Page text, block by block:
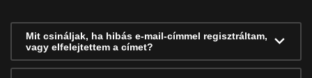
Mit csináljak, ha hibás e-mail-címmel regisztráltam,
vagy elfelejtettem a címet?